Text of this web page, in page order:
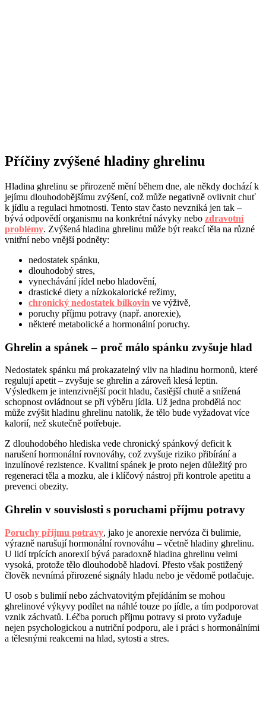
Příčiny zvýšené hladiny ghrelinu
Hladina ghrelinu se přirozeně mění během dne, ale někdy dochází k
jejímu dlouhodobějšímu zvýšení, což může negativně ovlivnit chuť
k jídlu a regulaci hmotnosti. Tento stav často nevzniká jen tak –
bývá odpovědí organismu na konkrétní návyky nebo zdravotní
problémy. Zvýšená hladina ghrelinu může být reakcí těla na různé
vnitřní nebo vnější podněty:
nedostatek spánku,
dlouhodobý stres,
vynechávání jídel nebo hladovění,
drastické diety a nízkokalorické režimy,
chronický nedostatek bílkovin ve výživě,
poruchy příjmu potravy (např. anorexie),
některé metabolické a hormonální poruchy.
Ghrelin a spánek – proč málo spánku zvyšuje hlad
Nedostatek spánku má prokazatelný vliv na hladinu hormonů, které
regulují apetit – zvyšuje se ghrelin a zároveň klesá leptin.
Výsledkem je intenzivnější pocit hladu, častější chutě a snížená
schopnost ovládnout se při výběru jídla. Už jedna probdělá noc
může zvýšit hladinu ghrelinu natolik, že tělo bude vyžadovat více
kalorií, než skutečně potřebuje.
Z dlouhodobého hlediska vede chronický spánkový deficit k
narušení hormonální rovnováhy, což zvyšuje riziko přibírání a
inzulínové rezistence. Kvalitní spánek je proto nejen důležitý pro
regeneraci těla a mozku, ale i klíčový nástroj při kontrole apetitu a
prevenci obezity.
Ghrelin v souvislosti s poruchami příjmu potravy
Poruchy příjmu potravy, jako je anorexie nervóza či bulimie,
výrazně narušují hormonální rovnováhu – včetně hladiny ghrelinu.
U lidí trpících anorexií bývá paradoxně hladina ghrelinu velmi
vysoká, protože tělo dlouhodobě hladoví. Přesto však postižený
člověk nevnímá přirozené signály hladu nebo je vědomě potlačuje.
U osob s bulimií nebo záchvatovitým přejídáním se mohou
ghrelinové výkyvy podílet na náhlé touze po jídle, a tím podporovat
vznik záchvatů. Léčba poruch příjmu potravy si proto vyžaduje
nejen psychologickou a nutriční podporu, ale i práci s hormonálními
a tělesnými reakcemi na hlad, sytosti a stres.